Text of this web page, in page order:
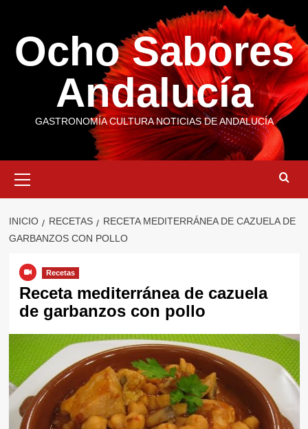
contenido
Ocho Sabores
Andalucía
GASTRONOMÍA CULTURA NOTICIAS DE ANDALUCÍA
primario
INICIO RECETAS
RECETA MEDITERRÁNEA DE CAZUELA DE
GARBANZOS CON POLLO
Recetas
Receta mediterránea de cazuela
de garbanzos con pollo